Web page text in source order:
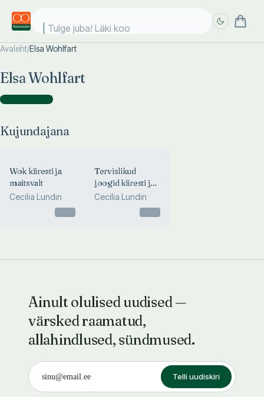
Tulge juba! Läki kool
Avaleht/Elsa Wohlfart
Elsa Wohlfart
Kujundajana )
Kujundajana
Wok kiiresti ja
maitsvalt
Cecilia Lundin
Tervislikud
joogid kiiresti ja
maitsvalt
Cecilia Lundin
Ainult olulised uudised —
värsked raamatud,
allahindlused, sündmused.
Telli uudiskiri